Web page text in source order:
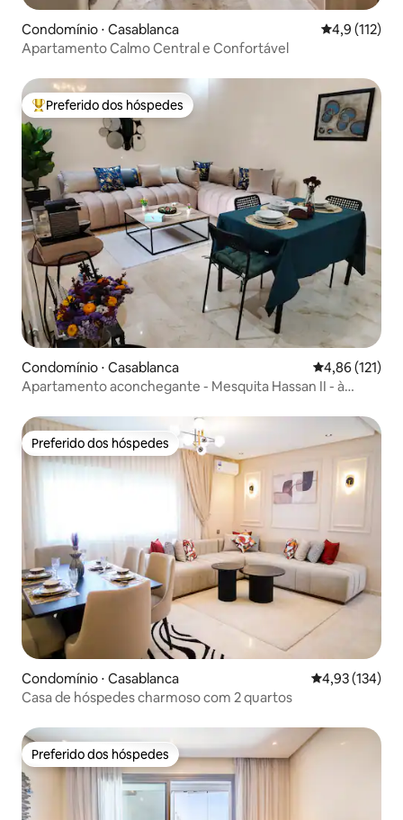
Condomínio ⋅ Casablanca 4,9 de uma
4,9 (112)
Apartamento Calmo Central e Confortável
Entre os melhores preferidos dos hóspedes
Preferido dos hóspedes
Condomínio ⋅ Casablanca 4,86 de uma
4,86 (121)
Apartamento aconchegante - Mesquita Hassan II - à
Preferido dos hóspedes
Preferido dos hóspedes
Condomínio ⋅ Casablanca 4,93 de uma
4,93 (134)
Casa de hóspedes charmoso com 2 quartos
Preferido dos hóspedes
Preferido dos hóspedes